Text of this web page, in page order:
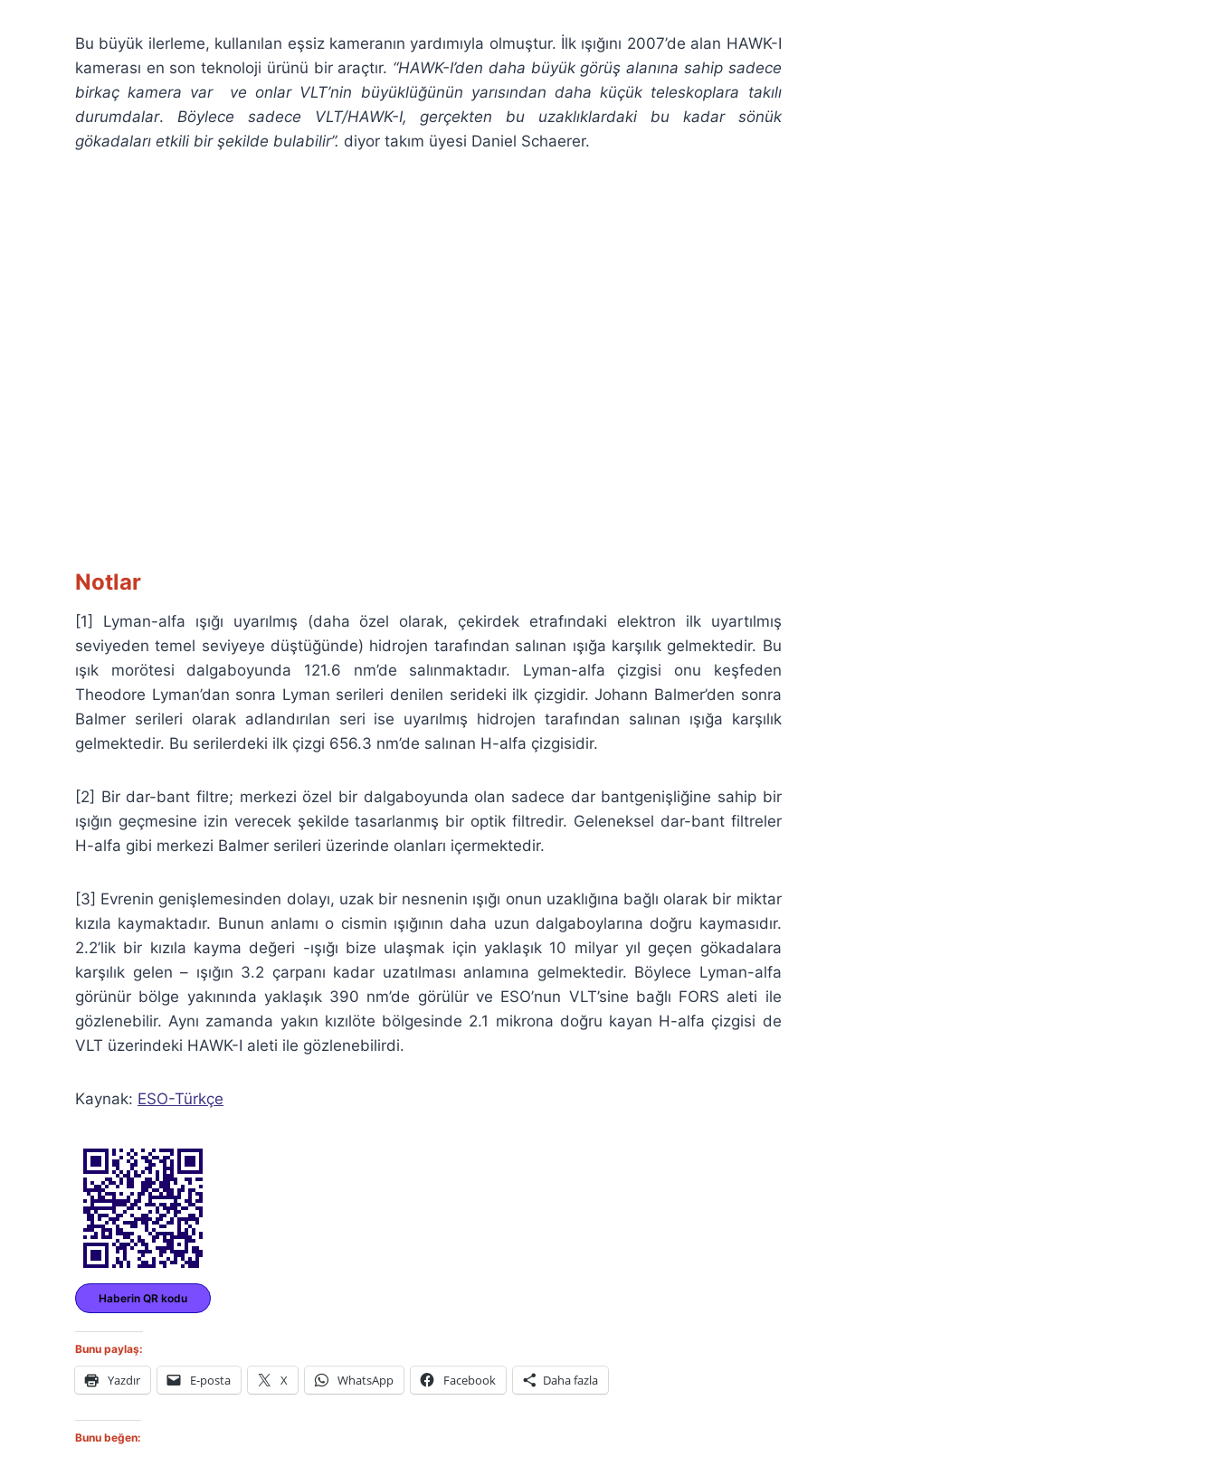
Bu büyük ilerleme, kullanılan eşsiz kameranın yardımıyla olmuştur. İlk ışığını 2007’de alan HAWK-I
kamerası en son teknoloji ürünü bir araçtır. “HAWK-I’den daha büyük görüş alanına sahip sadece
birkaç kamera var ve onlar VLT’nin büyüklüğünün yarısından daha küçük teleskoplara takılı
durumdalar. Böylece sadece VLT/HAWK-I, gerçekten bu uzaklıklardaki bu kadar sönük
gökadaları etkili bir şekilde bulabilir”. diyor takım üyesi Daniel Schaerer.
Notlar
[1] Lyman-alfa ışığı uyarılmış (daha özel olarak, çekirdek etrafındaki elektron ilk uyartılmış
seviyeden temel seviyeye düştüğünde) hidrojen tarafından salınan ışığa karşılık gelmektedir. Bu
ışık morötesi dalgaboyunda 121.6 nm’de salınmaktadır. Lyman-alfa çizgisi onu keşfeden
Theodore Lyman’dan sonra Lyman serileri denilen serideki ilk çizgidir. Johann Balmer’den sonra
Balmer serileri olarak adlandırılan seri ise uyarılmış hidrojen tarafından salınan ışığa karşılık
gelmektedir. Bu serilerdeki ilk çizgi 656.3 nm’de salınan H-alfa çizgisidir.
[2] Bir dar-bant filtre; merkezi özel bir dalgaboyunda olan sadece dar bantgenişliğine sahip bir
ışığın geçmesine izin verecek şekilde tasarlanmış bir optik filtredir. Geleneksel dar-bant filtreler
H-alfa gibi merkezi Balmer serileri üzerinde olanları içermektedir.
[3] Evrenin genişlemesinden dolayı, uzak bir nesnenin ışığı onun uzaklığına bağlı olarak bir miktar
kızıla kaymaktadır. Bunun anlamı o cismin ışığının daha uzun dalgaboylarına doğru kaymasıdır.
2.2’lik bir kızıla kayma değeri -ışığı bize ulaşmak için yaklaşık 10 milyar yıl geçen gökadalara
karşılık gelen – ışığın 3.2 çarpanı kadar uzatılması anlamına gelmektedir. Böylece Lyman-alfa
görünür bölge yakınında yaklaşık 390 nm’de görülür ve ESO’nun VLT’sine bağlı FORS aleti ile
gözlenebilir. Aynı zamanda yakın kızılöte bölgesinde 2.1 mikrona doğru kayan H-alfa çizgisi de
VLT üzerindeki HAWK-I aleti ile gözlenebilirdi.
Kaynak: ESO-Türkçe
Haberin QR kodu
Bunu paylaş:
Yazdır E-posta X WhatsApp Facebook Daha fazla
Bunu beğen: